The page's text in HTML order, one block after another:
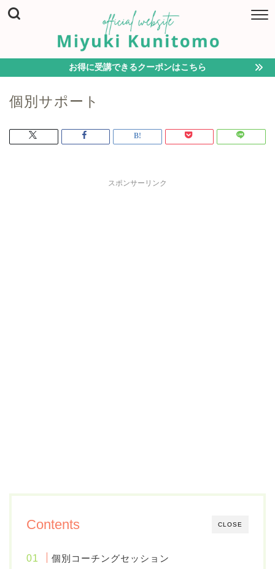
お得に受講できるクーポンはこちら
個別サポート
スポンサーリンク
CLOSE
Contents
個別コーチングセッション